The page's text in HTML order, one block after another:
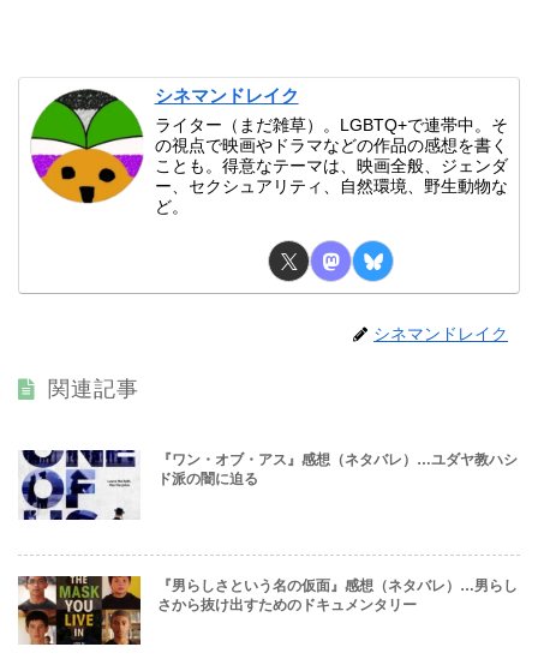
シネマンドレイク
ライター（まだ雑草）。LGBTQ+で連帯中。そ
の視点で映画やドラマなどの作品の感想を書く
ことも。得意なテーマは、映画全般、ジェンダ
ー、セクシュアリティ、自然環境、野生動物な
ど。
シネマンドレイク
関連記事
『ワン・オブ・アス』感想（ネタバレ）…ユダヤ教ハシ
ド派の闇に迫る
『男らしさという名の仮面』感想（ネタバレ）…男らし
さから抜け出すためのドキュメンタリー